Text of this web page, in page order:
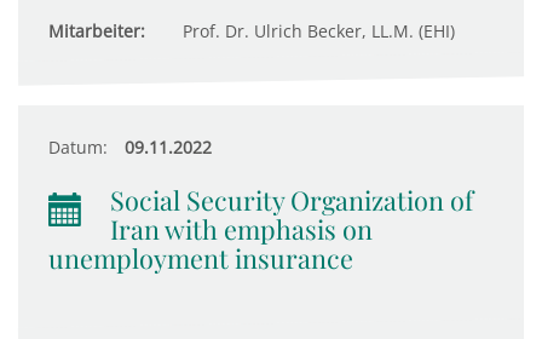
Mitarbeiter: Prof. Dr. Ulrich Becker, LL.M. (EHI)
Datum: 09.11.2022
Social Security Organization of
Iran with emphasis on
unemployment insurance